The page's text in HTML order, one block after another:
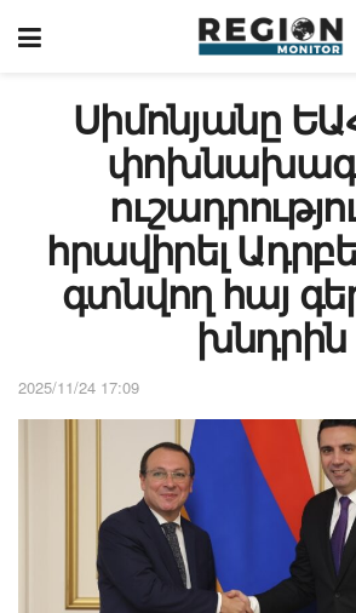
Սիմոնյանը
հրավիրել
գտնվող հայ
խնդրին
2025/11/24 17:09